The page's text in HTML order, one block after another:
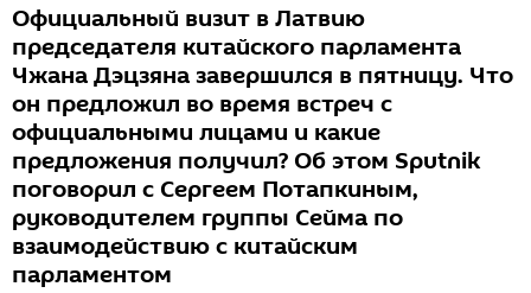
Официальный визит в Латвию
председателя китайского парламента
Чжана Дэцзяна завершился в пятницу. Что
он предложил во время встреч с
официальными лицами и какие
предложения получил? Об этом Sputnik
поговорил с Сергеем Потапкиным,
руководителем группы Сейма по
взаимодействию с китайским
парламентом